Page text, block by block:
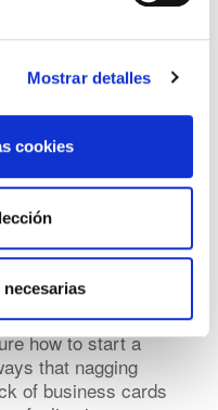
Mostrar detalles
cookies
can feel
how to start a
that nagging
of business cards